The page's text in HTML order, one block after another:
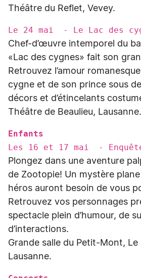
Théâtre du Reflet, Vevey.
Le 24 mai - Le Lac des
Chef-d’œuvre intemporel du
«Lac des cygnes» fait son
Retrouvez l’amour
cygne et de son prince sous
décors et d’étincelants
Théâtre de Beaulieu, Lausanne.
Enfants
Les 16 et 17 mai -
Plongez dans une aventure
de Zootopie! Un mystère
héros auront besoin de vous
Retrouvez vos personnages
spectacle plein d’humour, de
d’interactions.
Grande salle du Petit-Mont,
Lausanne.